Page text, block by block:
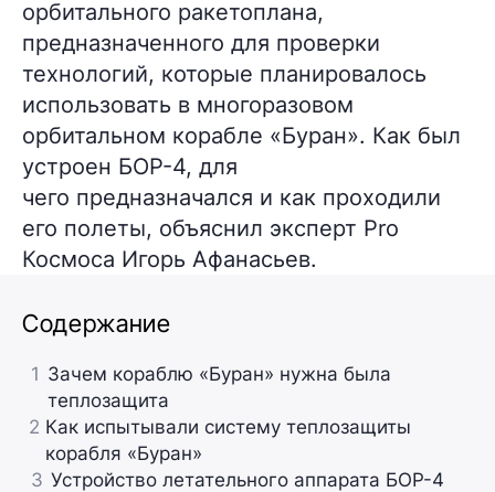
орбитального ракетоплана,
предназначенного для проверки
технологий, которые планировалось
использовать в многоразовом
орбитальном корабле «Буран». Как был
устроен БОР-4, для
чего предназначался и как проходили
его полеты, объяснил эксперт Pro
Космоса Игорь Афанасьев.
Содержание
1 Зачем кораблю «Буран» нужна была
теплозащита
2 Как испытывали систему теплозащиты
корабля «Буран»
3 Устройство летательного аппарата БОР-4